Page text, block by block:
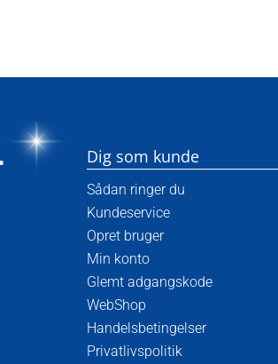
Dig som kunde
Sådan ringer du
Kundeservice
Opret bruger
Min konto
Glemt adgangskode
WebShop
Handelsbetingelser
Privatlivspolitik